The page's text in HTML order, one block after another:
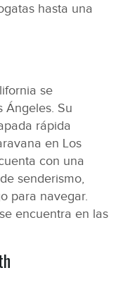
hasta una
se
Ángeles. Su
rápida
en Los
con una
senderismo,
para navegar.
encuentra en las